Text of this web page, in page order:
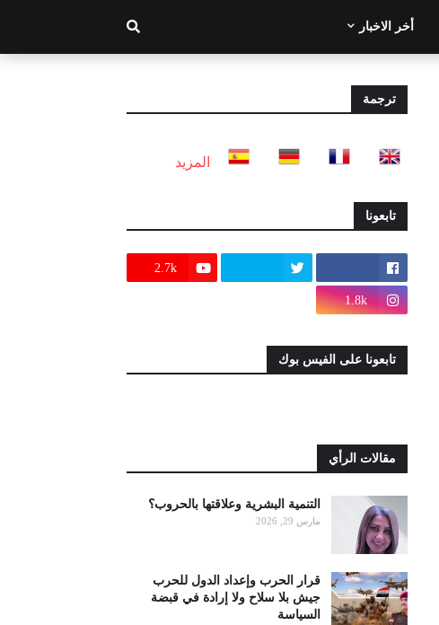
أخر الاخبار
ترجمة
المزيد
تابعونا
2.7k
1.8k
تابعونا على الفيس بوك
مقالات الرأي
التنمية البشرية وعلاقتها بالحروب؟
مارس 29, 2026
قرار الحرب وإعداد الدول للحرب
جيش بلا سلاح ولا إرادة في قبضة
السياسة